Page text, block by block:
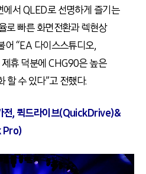
서 QLED로 선명하게 즐기는
로 빠른 화면전환과 렉현상
어 “EA 다이스스튜디오,
휴 덕분에 CHG90은 높은
할 수 있다”고 전했다.
전, 퀵드라이브(QuickDrive)&
Pro)